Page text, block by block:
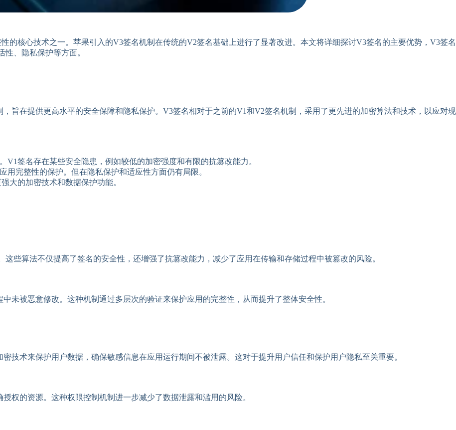
的核心技术之一。苹果引入的V3签名机制在传统的V2签名基础上进行了显著改进。本文将详细探讨V3签名的主要优势，V3签名
、隐私保护等方面。
旨在提供更高水平的安全保障和隐私保护。V3签名相对于之前的V1和V2签名机制，采用了更先进的加密算法和技术，以应对现
V1签名存在某些安全隐患，例如较低的加密强度和有限的抗篡改能力。
用完整性的保护。但在隐私保护和适应性方面仍有局限。
大的加密技术和数据保护功能。
些算法不仅提高了签名的安全性，还增强了抗篡改能力，减少了应用在传输和存储过程中被篡改的风险。
未被恶意修改。这种机制通过多层次的验证来保护应用的完整性，从而提升了整体安全性。
技术来保护用户数据，确保敏感信息在应用运行期间不被泄露。这对于提升用户信任和保护用户隐私至关重要。
权的资源。这种权限控制机制进一步减少了数据泄露和滥用的风险。